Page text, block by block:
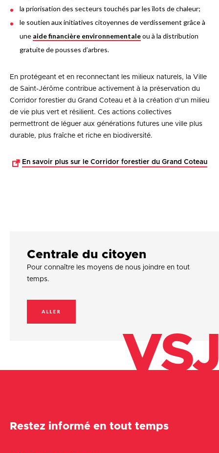
la priorisation des secteurs touchés par les îlots de chaleur;
le soutien aux initiatives citoyennes de verdissement grâce à
une aide financière environnementaleou à la distribution
gratuite de pousses d’arbres.
En protégeant et en reconnectant les milieux naturels, la Ville
de Saint-Jérôme contribue activement à la préservation du
Corridor forestier du Grand Coteau et à la création d’un milieu
de vie plus vert et résilient. Ces actions collectives
permettront de léguer aux générations futures une ville plus
durable, plus fraîche et riche en biodiversité.
En savoir plus sur le Corridor forestier du Grand Coteau
Centrale du citoyen
Pour connaître les moyens de nous joindre en tout
temps.
ALLER
VSJ
Restez informé en tout temps